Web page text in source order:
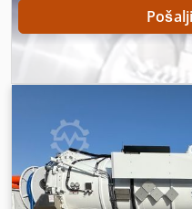
umetanje: 3000 x 12.000
12.000 mm